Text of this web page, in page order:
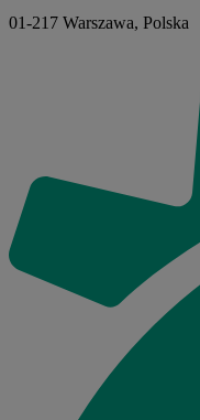
01-217 Warszawa, Polska